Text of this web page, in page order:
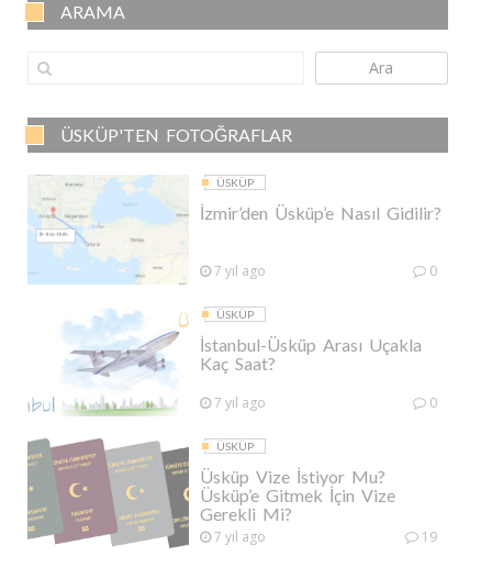
ARAMA
Ara
ÜSKÜP'TEN FOTOĞRAFLAR
ÜSKÜP
İzmir’den Üsküp’e Nasıl Gidilir?
7 yıl ago 0
ÜSKÜP
İstanbul-Üsküp Arası Uçakla
Kaç Saat?
7 yıl ago 0
ÜSKÜP
Üsküp Vize İstiyor Mu?
Üsküp’e Gitmek İçin Vize
Gerekli Mi?
7 yıl ago 19